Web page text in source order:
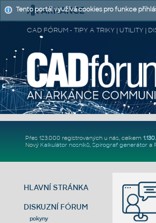
CAD FÓRUM - TIPY A TRIKY | UTILITY |
Přes 123.000 registrovaných u nás, celkem
Nový Kalkulátor nosníků, Spirograf generátor a
HLAVNÍ STRÁNKA
DISKUZNÍ FÓRUM
pokyny
Tento portál využívá cookies pro funkce